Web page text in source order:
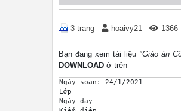
3 trang hoaivy21 1366
Bạn đang xem tài liệu "Giáo án
DOWNLOAD ở trên
Ngày soạn: 24/1/2021
Lớp
Ngày dạy